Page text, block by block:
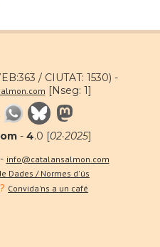
/ CIUTAT: 1530) -
[Nseg: 1]
- 4.0 [02·2025]
info@catalansalmon.com
Dades / Normes d'ús
Convida'ns a un café